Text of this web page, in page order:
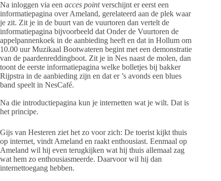
Na inloggen via een acces pointverschijnt er eerst een
informatiepagina over Ameland, gerelateerd aan de plek waar
je zit. Zit je in de buurt van de vuurtoren dan vertelt de
informatiepagina bijvoorbeeld dat Onder de Vuurtoren de
appelpannenkoek in de aanbieding heeft en dat in Hollum om
10.00 uur Muzikaal Bootwateren begint met een demonstratie
van de paardenreddingboot. Zit je in Nes naast de molen, dan
toont de eerste informatiepagina welke bolletjes bij bakker
Rijpstra in de aanbieding zijn en dat er ’s avonds een blues
band speelt in NesCafé.
Na die introductiepagina kun je internetten wat je wilt. Dat is
het principe.
Gijs van Hesteren ziet het zo voor zich: De toerist kijkt thuis
op internet, vindt Ameland en raakt enthousiast. Eenmaal op
Ameland wil hij even terugkijken wat hij thuis allemaal zag
wat hem zo enthousiasmeerde. Daarvoor wil hij dan
internettoegang hebben.